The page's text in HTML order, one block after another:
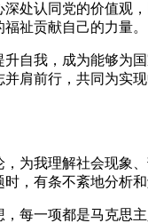
处认同党的价值观
祉贡献自己的力量。
自我，成为能够为
肩前行，共同为实
为我理解社会现象
，有条不紊地分析和
每一项都是马克思